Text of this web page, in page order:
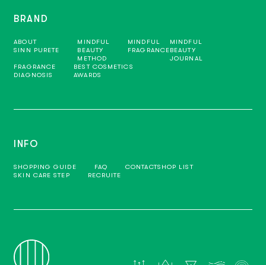
BRAND
ABOUT
SINN PURETE
MINDFUL
BEAUTY
METHOD
MINDFUL
FRAGRANCE
MINDFUL
BEAUTY
JOURNAL
FRAGRANCE
DIAGNOSIS
BEST COSMETICS
AWARDS
INFO
SHOPPING GUIDE FAQ CONTACTSHOP LIST
SKIN CARE STEP
RECRUITE